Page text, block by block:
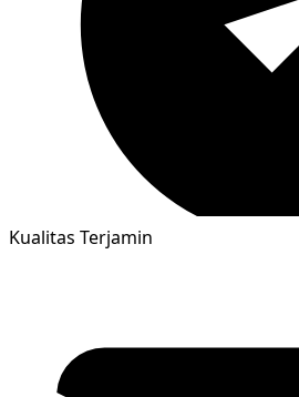
Kualitas Terjamin